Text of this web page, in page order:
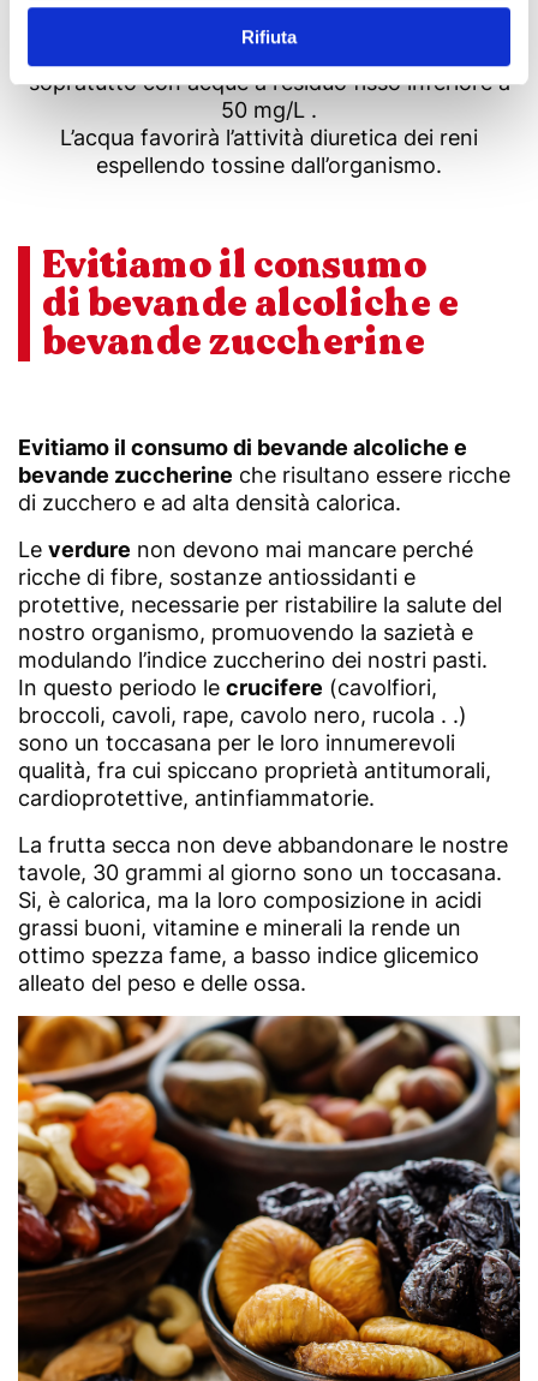
Rifiuta
colesterolo cattivo (LDL) e soprattutto
sopratutto con acque a residuo fisso inferiore a
50 mg/L .
L’acqua favorirà l’attività diuretica dei reni
espellendo tossine dall’organismo.
Evitiamo il consumo
di bevande alcoliche e
bevande zuccherine
Evitiamo il consumo di bevande alcoliche e
bevande zuccherine che risultano essere ricche
di zucchero e ad alta densità calorica.
Le verdure non devono mai mancare perché
ricche di fibre, sostanze antiossidanti e
protettive, necessarie per ristabilire la salute del
nostro organismo, promuovendo la sazietà e
modulando l’indice zuccherino dei nostri pasti.
In questo periodo le crucifere (cavolfiori,
broccoli, cavoli, rape, cavolo nero, rucola . .)
sono un toccasana per le loro innumerevoli
qualità, fra cui spiccano proprietà antitumorali,
cardioprotettive, antinfiammatorie.
La frutta secca non deve abbandonare le nostre
tavole, 30 grammi al giorno sono un toccasana.
Si, è calorica, ma la loro composizione in acidi
grassi buoni, vitamine e minerali la rende un
ottimo spezza fame, a basso indice glicemico
alleato del peso e delle ossa.